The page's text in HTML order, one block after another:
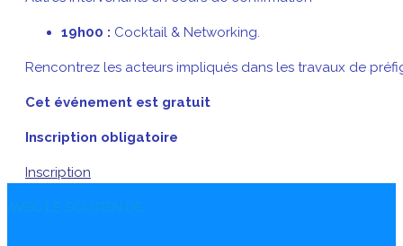
19h00 : Cocktail & Networking.
Rencontrez les acteurs impliqués dans les travaux de
Cet événement est gratuit
Inscription obligatoire
Inscription
AVEC LE SOUTIEN DE